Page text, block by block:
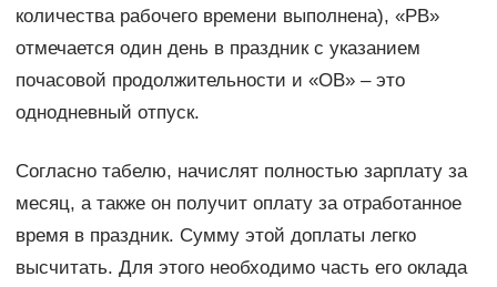
количества рабочего времени выполнена), «РВ»
отмечается один день в праздник с указанием
почасовой продолжительности и «ОВ» – это
однодневный отпуск.
Согласно табелю, начислят полностью зарплату за
месяц, а также он получит оплату за отработанное
время в праздник. Сумму этой доплаты легко
высчитать. Для этого необходимо часть его оклада